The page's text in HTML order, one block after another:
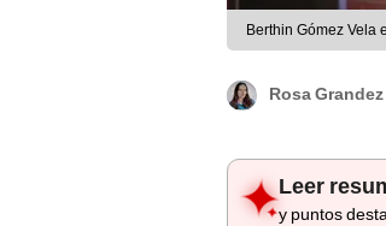
Berthin Gómez Vela
Rosa Grandez
Leer
y puntos